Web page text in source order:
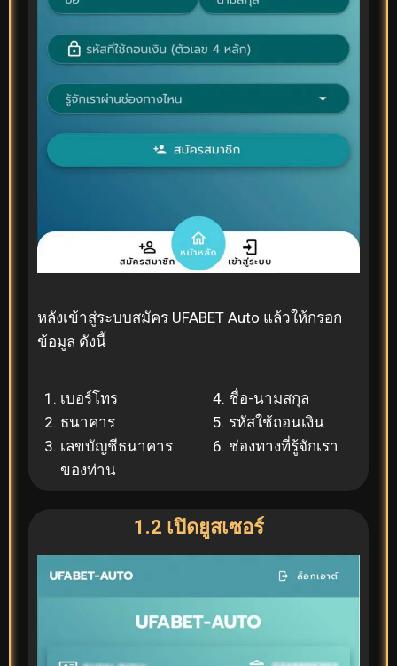
หลังเข้าสู่ระบบสมัคร UFABET Auto แล้วให้กรอก
ข้อมูล ดังนี้
เบอร์โทร
ธนาคาร
เลขบัญชีธนาคาร
ของท่าน
ชื่อ-นามสกุล
รหัสใช้ถอนเงิน
ช่องทางที่รู้จักเรา
1.2 เปิดยูสเซอร์